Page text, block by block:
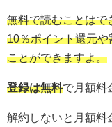
無料で読むことはで
10％ポイント還元
ことができますよ。
登録は無料で月額料
解約しないと月額料